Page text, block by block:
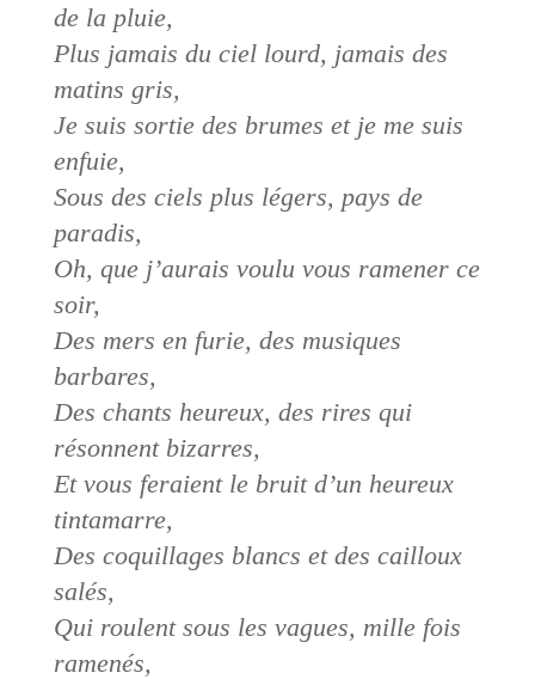
de la pluie,
Plus jamais du ciel lourd, jamais des
matins gris,
Je suis sortie des brumes et je me suis
enfuie,
Sous des ciels plus légers, pays de
paradis,
Oh, que j’aurais voulu vous ramener ce
soir,
Des mers en furie, des musiques
barbares,
Des chants heureux, des rires qui
résonnent bizarres,
Et vous feraient le bruit d’un heureux
tintamarre,
Des coquillages blancs et des cailloux
salés,
Qui roulent sous les vagues, mille fois
ramenés,